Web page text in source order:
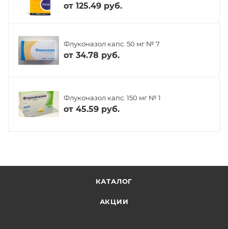
от 125.49 руб.
Флуконазол капс. 50 мг № 7
от 34.78 руб.
Флуконазол капс. 150 мг № 1
от 45.59 руб.
КАТАЛОГ
АКЦИИ